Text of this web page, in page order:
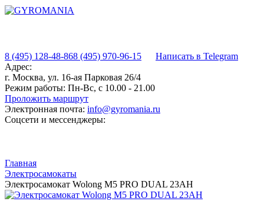
8 (495) 128-48-868 (495) 970-96-15
Написать в Telegram
Адрес:
г. Москва, ул. 16-ая Парковая 26/4
Режим работы: Пн-Вс, с 10.00 - 21.00
Проложить маршрут
Электронная почта: info@gyromania.ru
Соцсети и мессенджеры:
Главная
Электросамокаты
Электросамокат Wolong M5 PRO DUAL 23AH